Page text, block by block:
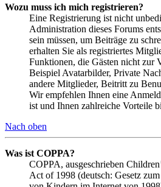
Wozu muss ich mich registrieren?
Eine Registrierung ist nicht
Administration dieses Forums
sein müssen, um Beiträge zu
erhalten Sie als registriertes
Funktionen, die Gästen nicht zur
Beispiel Avatarbilder, Private
andere Mitglieder, Beitritt zu
Wir empfehlen Ihnen eine
ist und Ihnen zahlreiche Vorteile
Nach oben
Was ist COPPA?
COPPA, ausgeschrieben
Act of 1998 (deutsch: Gesetz